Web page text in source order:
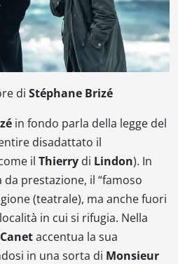
di Stéphane Brizé
in fondo parla della legge del
disadattato il
il Thierry di Lindon). In
prestazione, il “famoso
(teatrale), ma anche fuori
in cui si rifugia. Nella
accentua la sua
in una sorta di Monsieur